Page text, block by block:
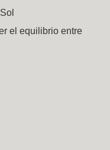
el equilibrio entre